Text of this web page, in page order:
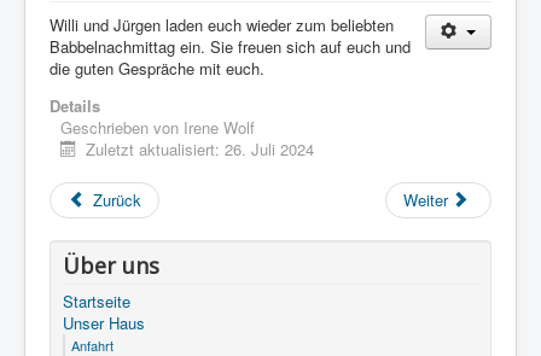
Willi und Jürgen laden euch wieder zum beliebten
Babbelnachmittag ein. Sie freuen sich auf euch und
die guten Gespräche mit euch.
Details
Geschrieben von Irene Wolf
Zuletzt aktualisiert: 26. Juli 2024
Zurück Weiter
Über uns
Startseite
Unser Haus
Anfahrt